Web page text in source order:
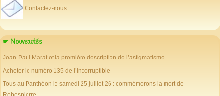
Contactez-nous
☛ Nouveautés
Jean-Paul Marat et la première description de l’astigmatisme
Acheter le numéro 135 de l’Incorruptible
Tous au Panthéon le samedi 25 juillet 26 : commémorons la mort de
Robespierre